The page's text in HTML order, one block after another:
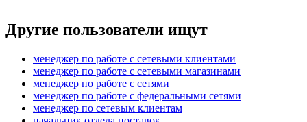
Другие пользователи ищут
менеджер по работе с сетевыми клиентами
менеджер по работе с сетевыми магазинами
менеджер по работе с сетями
менеджер по работе с федеральными сетями
менеджер по сетевым клиентам